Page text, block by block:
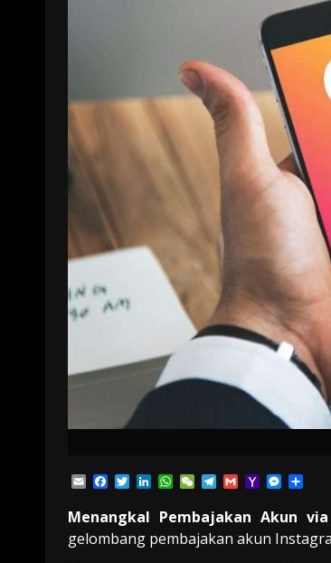
EmailFacebook
TwitterLinkedIn
WhatsApp
WeChatTelegram
GmailYahoo
Menangkal Pembajakan Akun
gelombang pembajakan akun